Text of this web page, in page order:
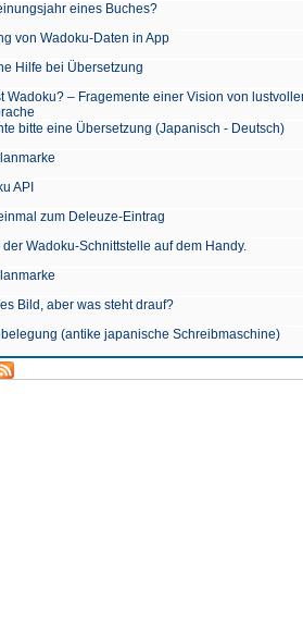
eines Buches?
von Wadoku-Daten in App
Hilfe bei Übersetzung
Wadoku? – Fragemente einer Vision von
bitte eine Übersetzung (Japanisch - Deutsch)
API
zum Deleuze-Eintrag
der Wadoku-Schnittstelle auf dem Handy.
Bild, aber was steht drauf?
(antike japanische Schreibmaschine)